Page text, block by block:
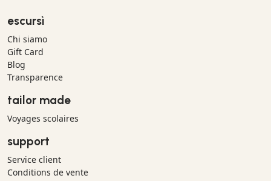
escursì
Chi siamo
Gift Card
Blog
Transparence
tailor made
Voyages scolaires
support
Service client
Conditions de vente